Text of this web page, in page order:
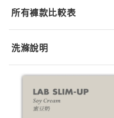
所有褲款比較表
洗滌說明
深淺色分開洗
低溫洗滌